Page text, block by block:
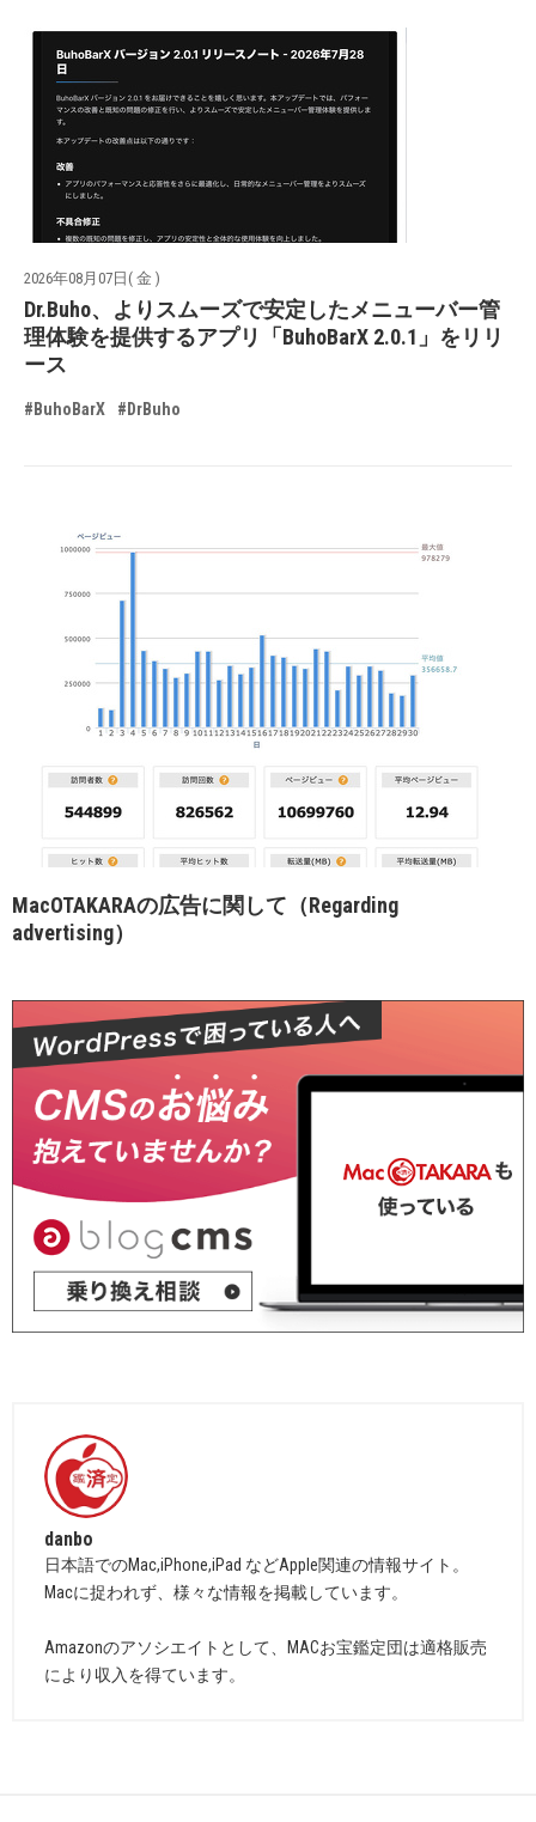
2026年08月07日( 金 )
Dr.Buho、よりスムーズで安定したメニューバー管
理体験を提供するアプリ「BuhoBarX 2.0.1」をリリ
ース
#BuhoBarX #DrBuho
MacOTAKARAの広告に関して（Regarding
advertising）
danbo
日本語でのMac,iPhone,iPad などApple関連の情報サイト。
Macに捉われず、様々な情報を掲載しています。
Amazonのアソシエイトとして、MACお宝鑑定団は適格販売
により収入を得ています。